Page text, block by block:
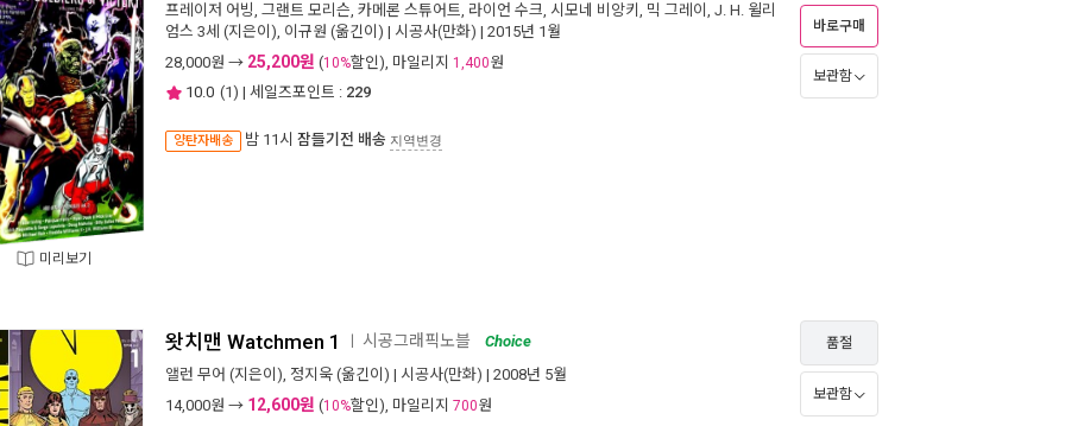
미리보기
프레이저 어빙, 그랜트 모리슨, 카메론 스튜어트, 라이언 수크, 시모네 비앙키 , 믹 그레이 , J. H. 윌리
엄스 3세 (지은이), 이규원 (옮긴이) | 시공사(만화) | 2015년 1월
28,000원 → 25,200원 (10%할인), 마일리지 1,400원
10.0 (1) | 세일즈포인트 : 229
양탄자배송 밤 11시 잠들기전 배송 지역변경
바로구매
보관함
왓치맨 Watchmen 1 시공그래픽노블
Choice
앨런 무어 (지은이), 정지욱 (옮긴이) | 시공사(만화) | 2008년 5월
14,000원 → 12,600원 (10%할인), 마일리지 700원
품절
보관함